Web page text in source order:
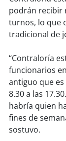
soy
podrán recibir
turnos, lo que
tradicional de
“Contraloría
funcionarios
antiguo que
8.30 a las
habría quien
fines de
sostuvo.